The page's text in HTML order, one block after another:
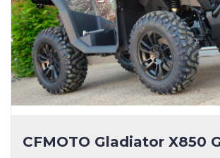
CFMOTO Gladiator X850